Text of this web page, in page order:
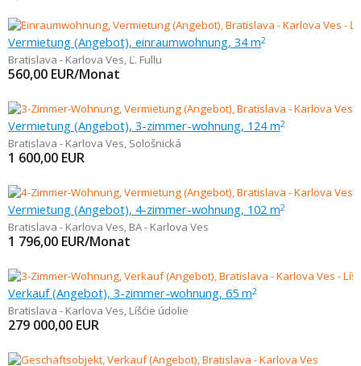
Vermietung (Angebot), einraumwohnung, 34 m2
Bratislava - Karlova Ves, Ľ. Fullu
560,00 EUR/Monat
Vermietung (Angebot), 3-zimmer-wohnung, 124 m2
Bratislava - Karlova Ves, Sološnická
1 600,00 EUR
Vermietung (Angebot), 4-zimmer-wohnung, 102 m2
Bratislava - Karlova Ves, BA - Karlova Ves
1 796,00 EUR/Monat
Verkauf (Angebot), 3-zimmer-wohnung, 65 m2
Bratislava - Karlova Ves, Líšćie údolie
279 000,00 EUR